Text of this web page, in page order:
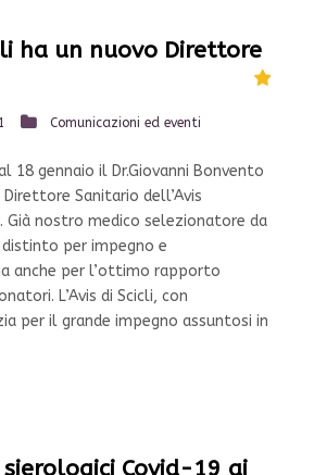
ha un nuovo Direttore
Comunicazioni ed eventi
18 gennaio il Dr.Giovanni Bonvento
Sanitario dell’Avis
Già nostro medico selezionatore da
per impegno e
anche per l’ottimo rapporto
L’Avis di Scicli, con
per il grande impegno assuntosi in
Covid-19 ai